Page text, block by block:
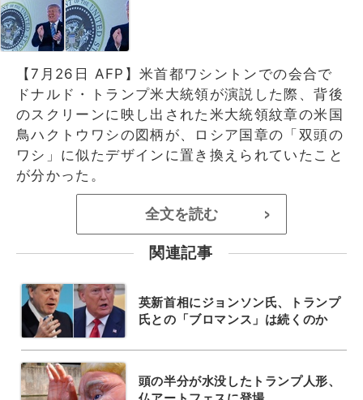
【7月26日 AFP】米首都ワシントンでの会合で
ドナルド・トランプ米大統領が演説した際、背後
のスクリーンに映し出された米大統領紋章の米国
鳥ハクトウワシの図柄が、ロシア国章の「双頭の
ワシ」に似たデザインに置き換えられていたこと
が分かった。
全文を読む >
関連記事
英新首相にジョンソン氏、トランプ
氏との「ブロマンス」は続くのか
頭の半分が水没したトランプ人形、